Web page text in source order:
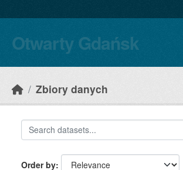
Otwarty Gdańsk
Zbiory danych
Order by